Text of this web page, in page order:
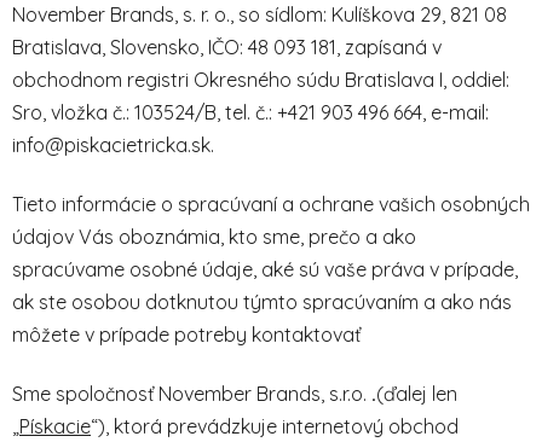
November Brands, s. r. o., so sídlom: Kulíškova 29, 821 08
Bratislava, Slovensko, IČO: 48 093 181, zapísaná v
obchodnom registri Okresného súdu Bratislava I, oddiel:
Sro, vložka č.: 103524/B, tel. č.: +421 903 496 664, e-mail:
info@piskacietricka.sk.
Tieto informácie o spracúvaní a ochrane vašich osobných
údajov Vás oboznámia, kto sme, prečo a ako
spracúvame osobné údaje, aké sú vaše práva v prípade,
ak ste osobou dotknutou týmto spracúvaním a ako nás
môžete v prípade potreby kontaktovať
Sme spoločnosťNovember Brands, s.r.o. .(ďalej len
Pískacie“), ktorá prevádzkuje internetový obchod